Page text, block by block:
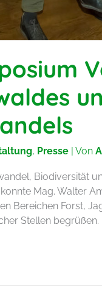
, Presse | Von
Biodiversität
Mag. Walter
Bereichen Forst,
Stellen begrüßen.